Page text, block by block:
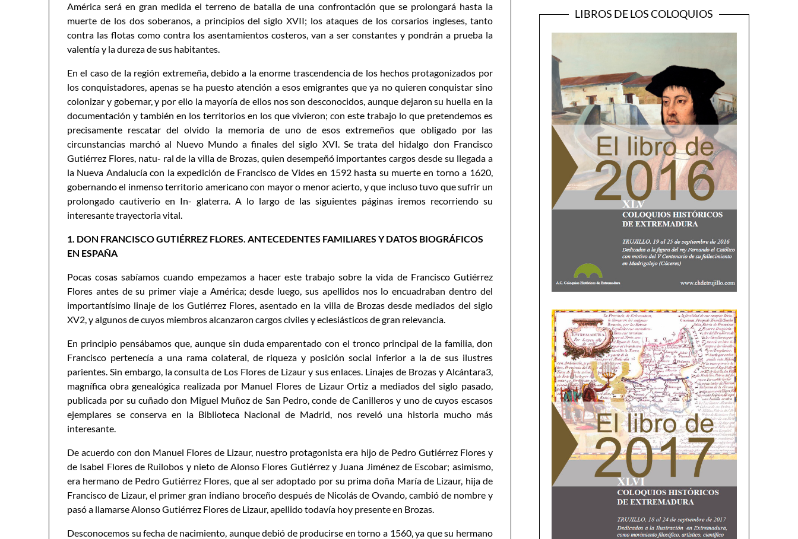
América será en gran medida el terreno de batalla de una confrontación que se prolongará hasta la
muerte de los dos soberanos, a principios del siglo XVII; los ataques de los corsarios ingleses, tanto
contra las flotas como contra los asentamientos costeros, van a ser constantes y pondrán a prueba la
valentía y la dureza de sus habitantes.
En el caso de la región extremeña, debido a la enorme trascendencia de los hechos protagonizados por
los conquistadores, apenas se ha puesto atención a esos emigrantes que ya no quieren conquistar sino
colonizar y gobernar, y por ello la mayoría de ellos nos son desconocidos, aunque dejaron su huella en la
documentación y también en los territorios en los que vivieron; con este trabajo lo que pretendemos es
precisamente rescatar del olvido la memoria de uno de esos extremeños que obligado por las
circunstancias marchó al Nuevo Mundo a finales del siglo XVI. Se trata del hidalgo don Francisco
Gutiérrez Flores, natu- ral de la villa de Brozas, quien desempeñó importantes cargos desde su llegada a
la Nueva Andalucía con la expedición de Francisco de Vides en 1592 hasta su muerte en torno a 1620,
gobernando el inmenso territorio americano con mayor o menor acierto, y que incluso tuvo que sufrir un
prolongado cautiverio en In- glaterra. A lo largo de las siguientes páginas iremos recorriendo su
interesante trayectoria vital.
1. DON FRANCISCO GUTIÉRREZ FLORES. ANTECEDENTES FAMILIARES Y DATOS BIOGRÁFICOS
EN ESPAÑA
Pocas cosas sabíamos cuando empezamos a hacer este trabajo sobre la vida de Francisco Gutiérrez
Flores antes de su primer viaje a América; desde luego, sus apellidos nos lo encuadraban dentro del
importantísimo linaje de los Gutiérrez Flores, asentado en la villa de Brozas desde mediados del siglo
XV2, y algunos de cuyos miembros alcanzaron cargos civiles y eclesiásticos de gran relevancia.
En principio pensábamos que, aunque sin duda emparentado con el tronco principal de la familia, don
Francisco pertenecía a una rama colateral, de riqueza y posición social inferior a la de sus ilustres
parientes. Sin embargo, la consulta de Los Flores de Lizaur y sus enlaces. Linajes de Brozas y Alcántara3,
magnífica obra genealógica realizada por Manuel Flores de Lizaur Ortiz a mediados del siglo pasado,
publicada por su cuñado don Miguel Muñoz de San Pedro, conde de Canilleros y uno de cuyos escasos
ejemplares se conserva en la Biblioteca Nacional de Madrid, nos reveló una historia mucho más
interesante.
De acuerdo con don Manuel Flores de Lizaur, nuestro protagonista era hijo de Pedro Gutiérrez Flores y
de Isabel Flores de Ruilobos y nieto de Alonso Flores Gutiérrez y Juana Jiménez de Escobar; asimismo,
era hermano de Pedro Gutiérrez Flores, que al ser adoptado por su prima doña María de Lizaur, hija de
Francisco de Lizaur, el primer gran indiano broceño después de Nicolás de Ovando, cambió de nombre y
pasó a llamarse Alonso Gutiérrez Flores de Lizaur, apellido todavía hoy presente en Brozas.
Desconocemos su fecha de nacimiento, aunque debió de producirse en torno a 1560, ya que su hermano
LIBROS DE LOS COLOQUIOS